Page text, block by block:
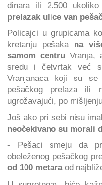
dinara ili 2.500
prelazak ulice van
Policajci u grupicama
kretanju pešaka na
samom centru Vranja,
sredu i četvrtak već
Vranjanaca koji su
pešačkog prelaza ili
ugrožavajući, po
Još ako pri sebi nisu
neočekivano su morali
- Pešaci smeju da
obeleženog pešačkog
od 100 metara od